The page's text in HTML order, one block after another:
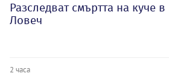
Разследват смъртта на куче в
Ловеч
2 часа